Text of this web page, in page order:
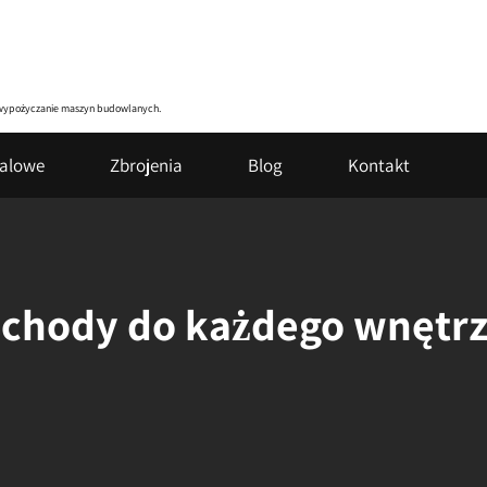
maszyn budowlanych.
Zbrojenia Blog Kontakt
do każdego